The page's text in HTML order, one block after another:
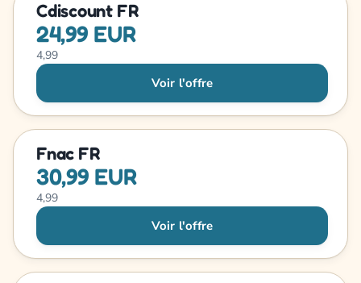
Cdiscount FR
24,99 EUR
4,99
Voir l'offre
Fnac FR
30,99 EUR
4,99
Voir l'offre